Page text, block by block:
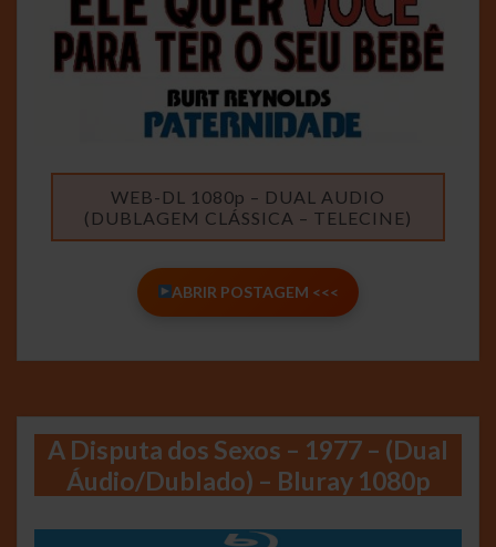
WEB-DL 1080p – DUAL AUDIO
(DUBLAGEM CLÁSSICA – TELECINE)
ABRIR POSTAGEM <<<
A Disputa dos Sexos – 1977 – (Dual
Áudio/Dublado) – Bluray 1080p